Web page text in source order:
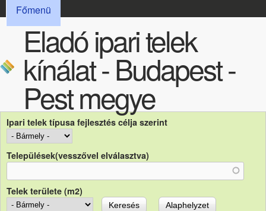
FŐMENÜ
Főmenü
Eladó ipari telek
kínálat - Budapest -
Pest megye
Ipari telek típusa fejlesztés célja szerint
Települések(vesszővel elválasztva)
Telek területe (m2)